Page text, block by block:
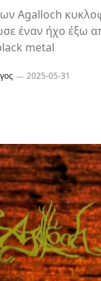
Agalloch
έναν ήχο έξω
metal
2025-05-31